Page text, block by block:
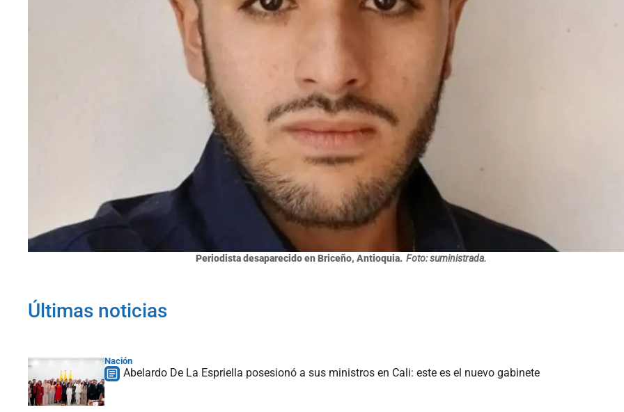
Periodista desaparecido en Briceño, Antioquia. Foto: suministrada.
Últimas noticias
Nación
Abelardo De La Espriella posesionó a sus ministros en Cali: este es el nuevo gabinete